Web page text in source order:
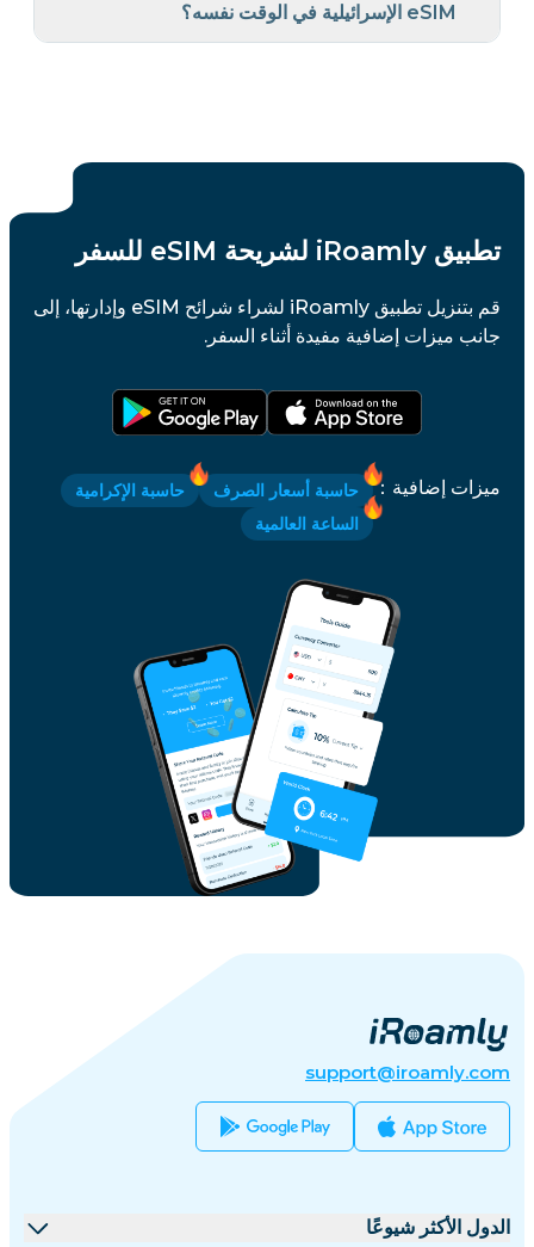
eSIM الإسرائيلية في الوقت نفسه؟
تطبيق iRoamly لشريحة eSIM للسفر
قم بتنزيل تطبيق iRoamly لشراء شرائح eSIM وإدارتها، إلى
جانب ميزات إضافية مفيدة أثناء السفر.
ميزات إضافية ： حاسبة أسعار الصرف
حاسبة الإكرامية
الساعة العالمية
support@iroamly.com
الدول الأكثر شيوعًا